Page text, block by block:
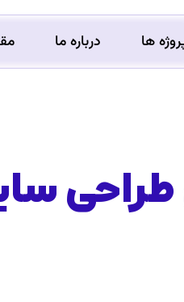
ها درباره ما